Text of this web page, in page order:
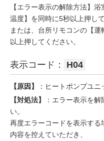
【エラー表示の解除方法】
温度】を同時に5秒以上押して
または、台所リモコンの【
以上押してください。
表示コード： H04
【原因】
：ヒートポンプユ
【対処法】
：エラー表示を
い。
再度エラーコードを表示す
内容を控えていただき、